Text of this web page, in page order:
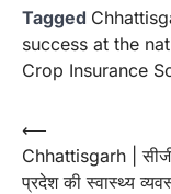
Tagged
success at the
Crop Insurance
Post
navigation
⟵
Chhattisgarh |
प्रदेश की स्वास्थ्य